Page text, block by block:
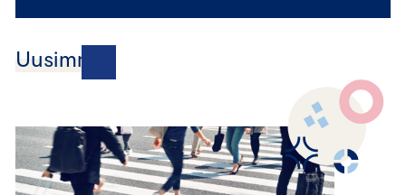
Uusimmat